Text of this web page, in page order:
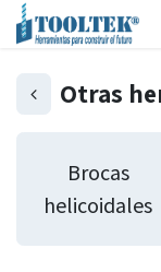
Otras
Brocas
helicoidales